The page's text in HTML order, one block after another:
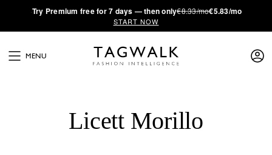
·Try Premium free for 7 days — then only€8.33/mo€5.83/mo
START NOW
MENU
Licett Morillo